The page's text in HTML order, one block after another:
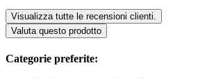
Visualizza tutte le recensioni clienti.
Valuta questo prodotto
Categorie preferite: